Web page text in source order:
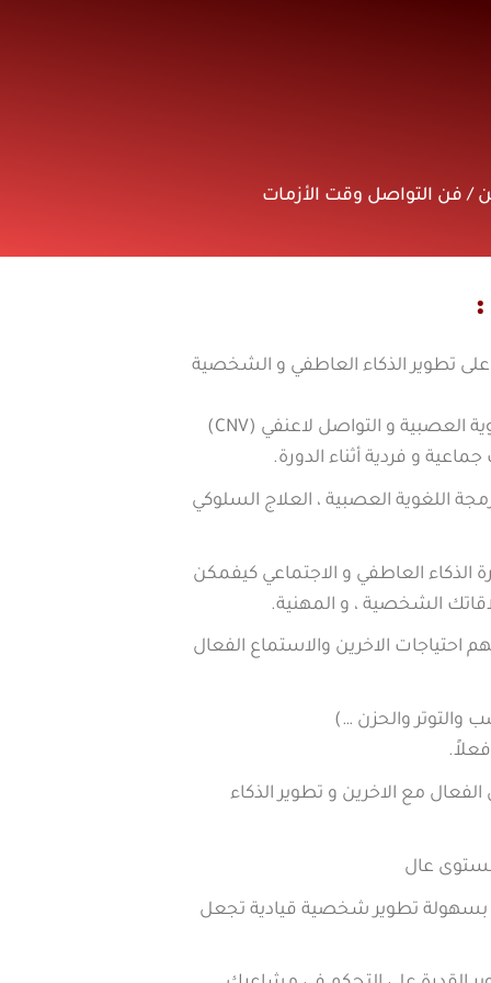
/ فن التواصل وقت الأزمات
:
تطوير الذكاء العاطفي و الشخصية
هاته الدورة تعتمد على آليات البرمجة اللغوية العصبية و التواصل لاعنفي (CNV)
و فردية أثناء الدورة.
اللغوية العصبية ، العلاج السلوكي
العاطفي و الاجتماعي كيفمكن
الشخصية ، و المهنية.
احتياجات الاخرين والاستماع الفعال
والتوتر والحزن …)
الفعال مع الاخرين و تطوير الذكاء
عال
بسهولة تطوير شخصية قيادية تجعل